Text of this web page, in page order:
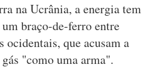
na Ucrânia, a energia tem
braço-de-ferro entre
ocidentais, que acusam a
"como uma arma".